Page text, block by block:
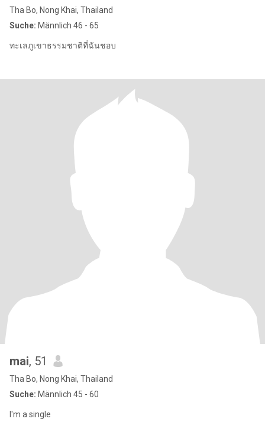
Tha Bo, Nong Khai, Thailand
Suche: Männlich 46 - 65
ทะเลภูเขาธรรมชาติที่ฉันชอบ
mai, 51
Tha Bo, Nong Khai, Thailand
Suche: Männlich 45 - 60
I'm a single